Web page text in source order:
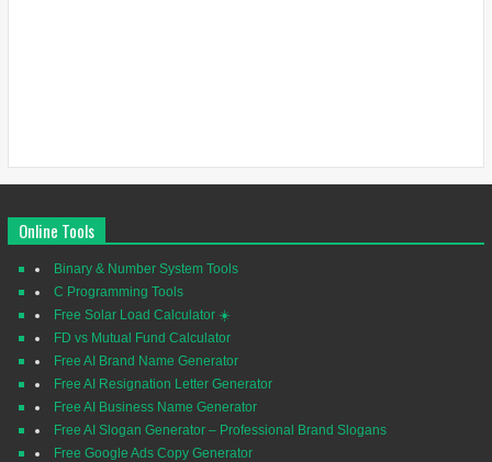
Online Tools
Binary & Number System Tools
C Programming Tools
Free Solar Load Calculator ☀️
FD vs Mutual Fund Calculator
Free AI Brand Name Generator
Free AI Resignation Letter Generator
Free AI Business Name Generator
Free AI Slogan Generator – Professional Brand Slogans
Free Google Ads Copy Generator